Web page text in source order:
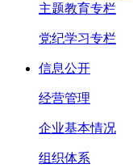
主题教育专栏
党纪学习专栏
信息公开
经营管理
企业基本情况
组织体系